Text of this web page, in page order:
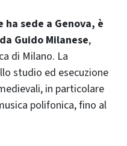
ha sede a Genova, è
Guido Milanese,
di Milano. La
studio ed esecuzione
in particolare
polifonica, fino al